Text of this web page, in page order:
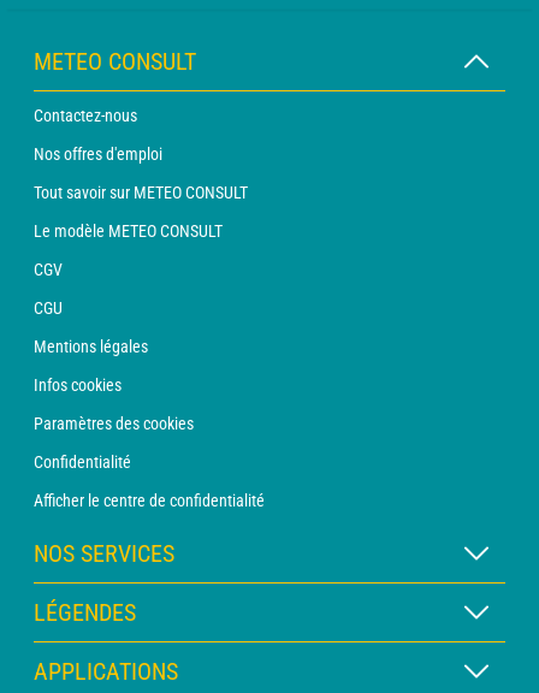
METEO CONSULT
Contactez-nous
Nos offres d'emploi
Tout savoir sur METEO CONSULT
Le modèle METEO CONSULT
CGV
CGU
Mentions légales
Infos cookies
Paramètres des cookies
Confidentialité
Afficher le centre de confidentialité
NOS SERVICES
Abonnement METEO Xpert
Abonnement METEO PRO
Consultation avec un prévisionniste
LÉGENDES
Légende des cartes
APPLICATIONS